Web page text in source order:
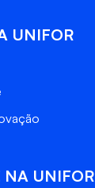
UNIFOR
NA UNIFOR